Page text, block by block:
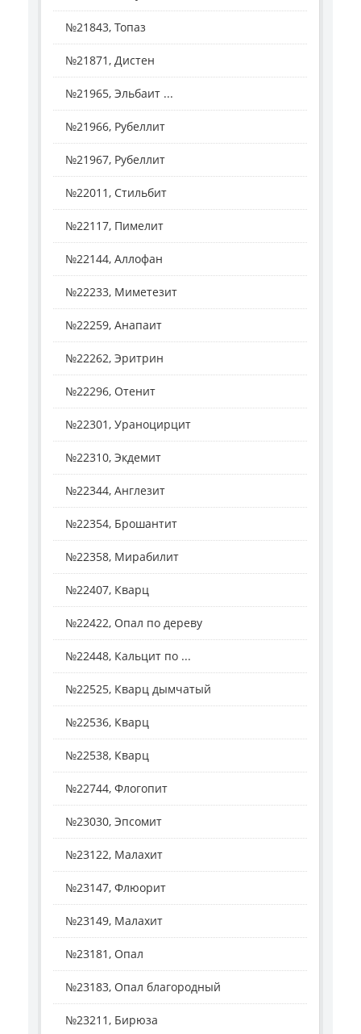
№21843, Топаз
№21871, Дистен
№21965, Эльбаит ...
№21966, Рубеллит
№21967, Рубеллит
№22011, Стильбит
№22117, Пимелит
№22144, Аллофан
№22233, Миметезит
№22259, Анапаит
№22262, Эритрин
№22296, Отенит
№22301, Ураноцирцит
№22310, Экдемит
№22344, Англезит
№22354, Брошантит
№22358, Мирабилит
№22407, Кварц
№22422, Опал по дереву
№22448, Кальцит по ...
№22525, Кварц дымчатый
№22536, Кварц
№22538, Кварц
№22744, Флогопит
№23030, Эпсомит
№23122, Малахит
№23147, Флюорит
№23149, Малахит
№23181, Опал
№23183, Опал благородный
№23211, Бирюза